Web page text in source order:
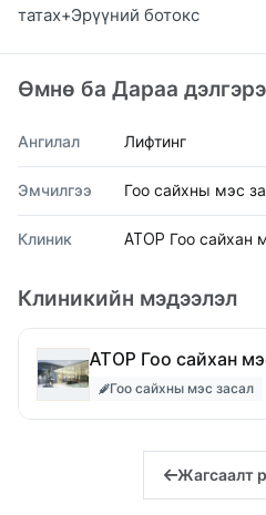
татах+Эрүүний ботокс
Өмнө ба Дараа
Ангилал Лифтинг
Эмчилгээ Гоо сайхны мэс
Клиник ATOP Гоо сайхан
Клиникийн мэдээлэл
ATOP Гоо сайхан
Гоо сайхны мэс засал
Жагсаалт